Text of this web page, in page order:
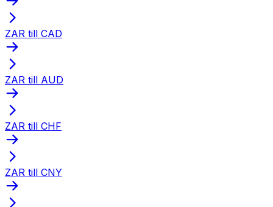
ZAR till CAD
ZAR till AUD
ZAR till CHF
ZAR till CNY